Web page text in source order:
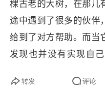
棵古老的大树，在那儿
途中遇到了很多的伙伴
给到了对方帮助。而当
发现也并没有实现自
它新的思考。我们常常
转发 评论